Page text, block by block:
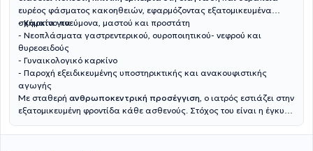
ευρέος φάσματος κακοηθειών, εφαρμόζοντας εξατομικευμένα
σχήματα για:
- Καρκίνο πνεύμονα, μαστού και προστάτη
- Νεοπλάσματα γαστρεντερικού, ουροποιητικού- νεφρού και
θυρεοειδούς
- Γυναικολογικό καρκίνο
- Παροχή εξειδικευμένης υποστηρικτικής και ανακουφιστικής
αγωγής
Με σταθερή ανθρωποκεντρική προσέγγιση, ο ιατρός εστιάζει στην
εξατομικευμένη φροντίδα κάθε ασθενούς. Στόχος του είναι η έγκυρη
οικογενειών τους, διασφαλίζοντας τη βέλτιστη δυνατή ποιότητα